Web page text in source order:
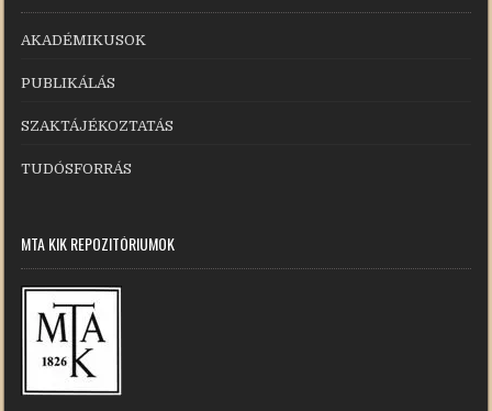
AKADÉMIKUSOK
PUBLIKÁLÁS
SZAKTÁJÉKOZTATÁS
TUDÓSFORRÁS
MTA KIK REPOZITÓRIUMOK